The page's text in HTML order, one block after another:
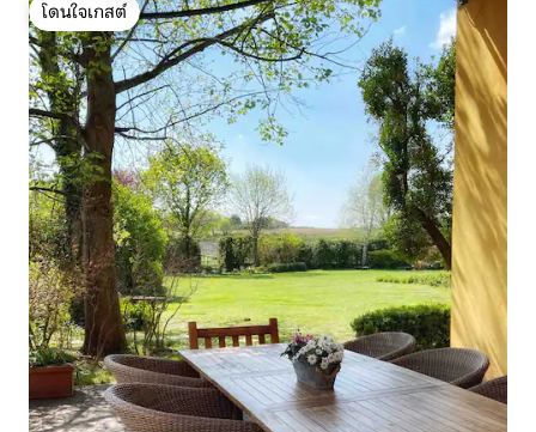
โดนใจเกสต์
โดนใจเกสต์